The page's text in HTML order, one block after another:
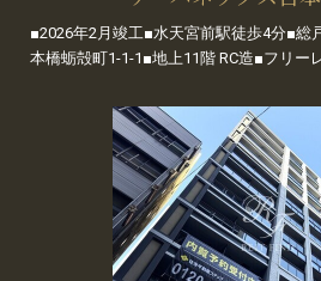
■2026年2月竣工■水天宮前駅徒歩4分■総
本橋蛎殻町1-1-1■地上11階 RC造■フリー